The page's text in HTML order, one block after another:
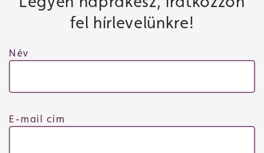
fel hírlevelünkre!
Név
E-mail cím